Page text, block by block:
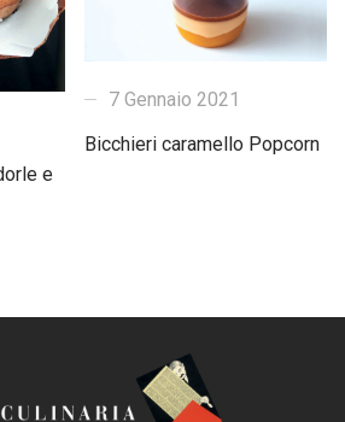
e
7 Gennaio 2021
Bicchieri caramello Popcorn